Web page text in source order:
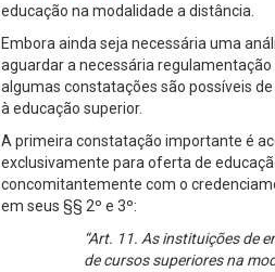
educação na modalidade a distância.
Embora ainda seja necessária uma
aguardar a necessária
algumas constatações são possíveis
à educação superior.
A primeira constatação importante é
exclusivamente para oferta de
concomitantemente com o
em seus §§ 2º e 3º:
“Art. 11. As instituições de
de cursos superiores na